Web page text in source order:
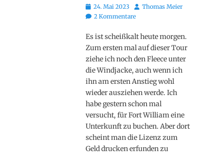
Posted
on
24. Mai 2023 AutorThomas Meier
2 Kommentare
Es ist scheißkalt heute morgen.
Zum ersten mal auf dieser Tour
ziehe ich noch den Fleece unter
die Windjacke, auch wenn ich
ihn am ersten Anstieg wohl
wieder ausziehen werde. Ich
habe gestern schon mal
versucht, für Fort William eine
Unterkunft zu buchen. Aber dort
scheint man die Lizenz zum
Geld drucken erfunden zu